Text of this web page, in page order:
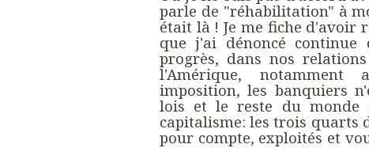
parle de "réhabilitation" à
était là ! Je me fiche d'avoir
que j'ai dénoncé
progrès, dans nos
l'Amérique,
imposition, les banquiers
lois et le reste du monde
capitalisme: les trois quarts
pour compte, exploités et